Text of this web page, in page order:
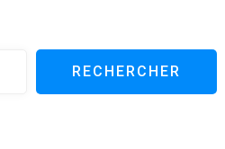
RECHERCHER